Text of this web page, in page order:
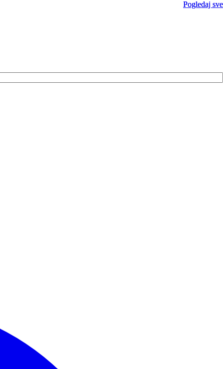
Pogledaj sve
Pogledaj sve